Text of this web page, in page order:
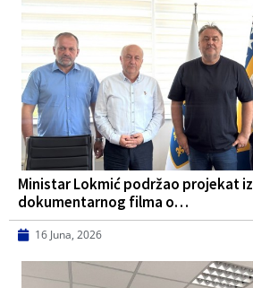
Ministar Lokmić podržao projekat
dokumentarnog filma o…
16 Juna, 2026